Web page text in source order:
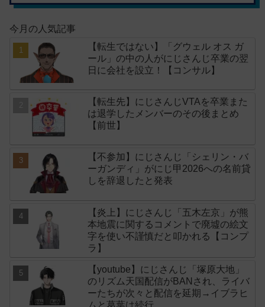
今月の人気記事
【転生ではない】「グウェル オス ガ
ール」の中の人がにじさんじ卒業の翌
日に会社を設立！【コンサル】
【転生先】にじさんじVTAを卒業また
は退学したメンバーのその後まとめ
【前世】
【不参加】にじさんじ「シェリン・バ
ーガンディ」がにじ甲2026への名前貸
しを辞退したと発表
【炎上】にじさんじ「五木左京」が熊
本地震に関するコメントで廃墟の絵文
字を使い不謹慎だと叩かれる【コンプ
ラ】
【youtube】にじさんじ「塚原大地」
のリズム天国配信がBANされ、ライバ
ーたちが次々と配信を延期→イブラヒ
ムと葛葉は続行